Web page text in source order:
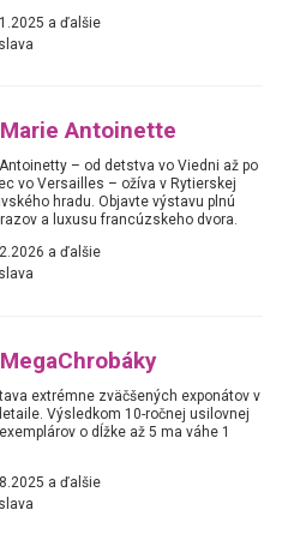
a ďalšie
Antoinette
– od detstva vo Viedni až po
vo Versailles – ožíva v Rytierskej
hradu. Objavte výstavu plnú
a luxusu francúzskeho dvora.
a ďalšie
extrémne zväčšených exponátov v
Výsledkom 10-ročnej usilovnej
o dĺžke až 5 ma váhe 1
a ďalšie